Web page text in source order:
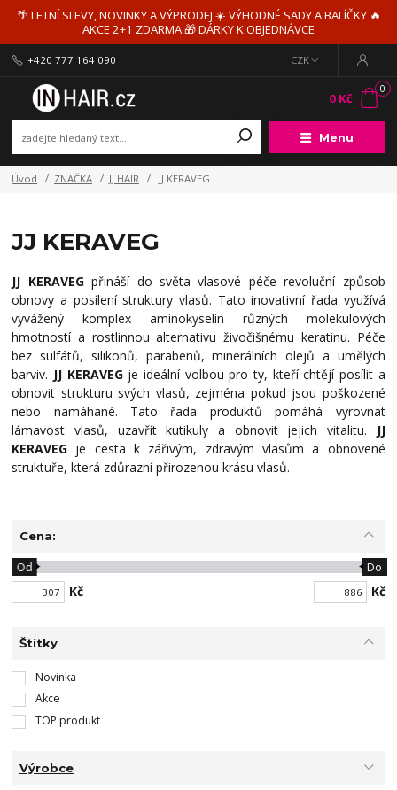
🌴 LETNÍ SLEVY, NOVINKY A VÝPRODEJ ☀️ VÝHODNÉ SADY A BALÍČKY 🔥
AKCE 2+1 ZDARMA 🎁 DÁRKY K OBJEDNÁVCE
Menu
CZK
+420 777 164 090
0
0 Kč
Úvod ZNAČKA JJ HAIR JJ KERAVEG
JJ KERAVEG
JJ KERAVEGpřináší do světa vlasové péče revoluční způsob
obnovy a posílení struktury vlasů. Tato inovativní řada využívá
vyvážený komplex aminokyselin různých molekulových
hmotností a rostlinnou alternativu živočišnému keratinu. Péče
bez sulfátů, silikonů, parabenů, minerálních olejů a umělých
barviv. JJ KERAVEGje ideální volbou pro ty, kteří chtějí posílit a
obnovit strukturu svých vlasů, zejména pokud jsou poškozené
nebo namáhané. Tato řada produktů pomáhá vyrovnat
lámavost vlasů, uzavřít kutikuly a obnovit jejich vitalitu. JJ
KERAVEG je cesta k zářivým, zdravým vlasům a obnovené
struktuře, která zdůrazní přirozenou krásu vlasů.
Cena:
Kč
Od Do
Kč
Štítky
Novinka
Akce
TOP produkt
Výrobce